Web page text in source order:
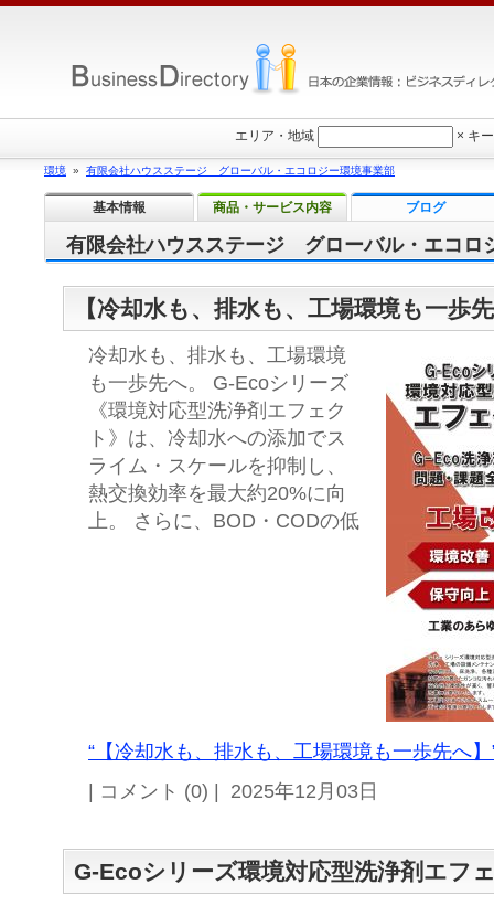
有限会社ハウスステージ グローバル・エコロ
【冷却水も、排水も、工場環境も一歩
冷却水も、排水も、工場環境
も一歩先へ。 G-Ecoシリーズ
《環境対応型洗浄剤エフェク
ト》は、冷却水への添加でス
ライム・スケールを抑制し、
熱交換効率を最大約20%に向
上。 さらに、BOD・CODの低
“【冷却水も、排水も、工場環境も一歩先へ
| コメント (0) | 2025年12月03日
G-Ecoシリーズ環境対応型洗浄剤エフ
エリア・地域 × キ
環境 » 有限会社ハウスステージ グローバル・エコロジー環境事業部
基本情報 商品・サービス内容 ブログ